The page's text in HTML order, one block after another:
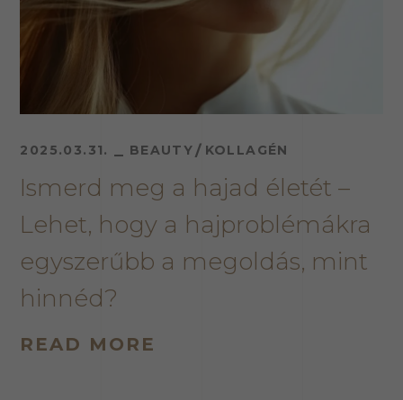
2025.03.31. BEAUTY KOLLAGÉN
Ismerd meg a hajad életét –
Lehet, hogy a hajproblémákra
egyszerűbb a megoldás, mint
hinnéd?
READ MORE